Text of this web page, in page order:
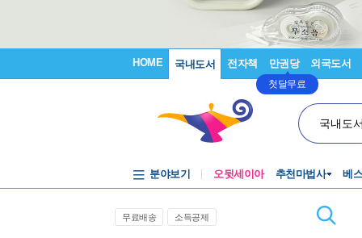
HOME 국내도서 전자책 만권당
첫달무료
외국도서
국내도
분야보기 오뒷세이아 추천마법사 베
무료배송 소득공제